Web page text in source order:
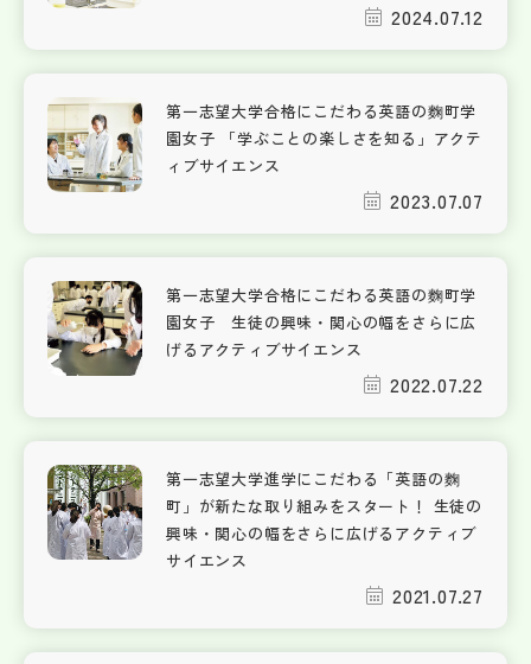
2024.07.12
第一志望大学合格にこだわる英語の麴町学
園女子 「学ぶことの楽しさを知る」アクテ
ィブサイエンス
2023.07.07
第一志望大学合格にこだわる英語の麴町学
園女子 生徒の興味・関心の幅をさらに広
げるアクティブサイエンス
2022.07.22
第一志望大学進学にこだわる「英語の麴
町」が新たな取り組みをスタート！ 生徒の
興味・関心の幅をさらに広げるアクティブ
サイエンス
2021.07.27